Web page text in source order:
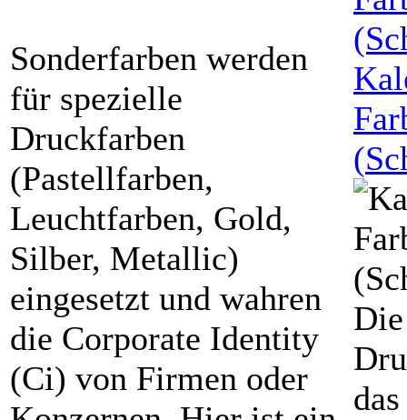
Sonderfarben werden
für spezielle
Druckfarben
(Pastellfarben,
Leuchtfarben, Gold,
Silber, Metallic)
eingesetzt und wahren
die Corporate Identity
(Ci) von Firmen oder
(